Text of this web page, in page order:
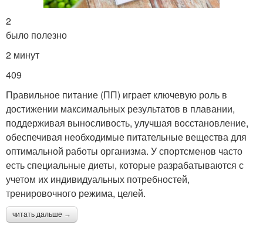
2
было полезно
2 минут
409
Правильное питание (ПП) играет ключевую роль в
достижении максимальных результатов в плавании,
поддерживая выносливость, улучшая восстановление,
обеспечивая необходимые питательные вещества для
оптимальной работы организма. У спортсменов часто
есть специальные диеты, которые разрабатываются с
учетом их индивидуальных потребностей,
тренировочного режима, целей.
читать дальше →